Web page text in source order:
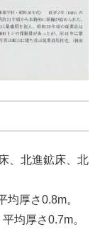
、北進鉱床、北
厚さ0.8m。
均厚さ0.7m。